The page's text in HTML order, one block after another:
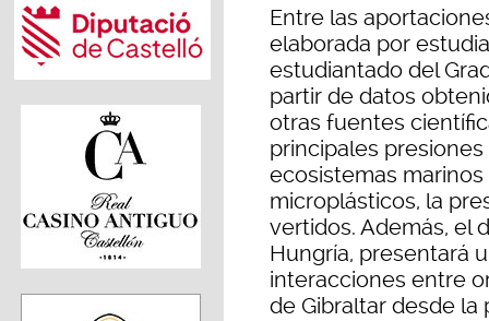
Entre las
elaborada por
estudiantado del
partir de datos
otras fuentes
principales
ecosistemas
microplásticos, la
vertidos. Además, el
Hungría, presentará
interacciones entre
de Gibraltar desde la